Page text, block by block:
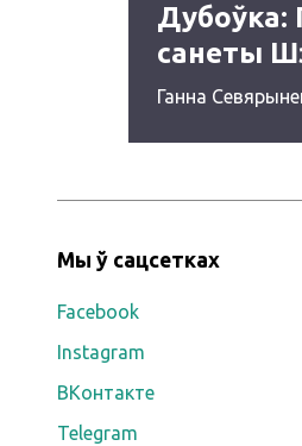
Дубоўка:
санеты
Ганна
Мы ў сацсетках
Facebook
Instagram
ВКонтакте
Telegram